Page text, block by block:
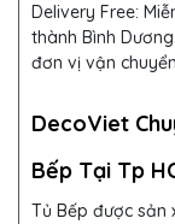
Delivery Free:
thành Bình
đơn vị vận
DecoViet
Bếp Tại Tp
Tủ Bếp được sản